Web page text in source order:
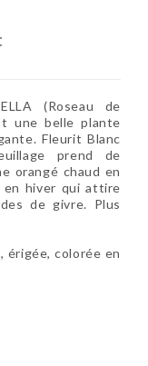
(Roseau de
une belle plante
Fleurit Blanc
prend de
orangé chaud en
en hiver qui attire
de givre. Plus
colorée en